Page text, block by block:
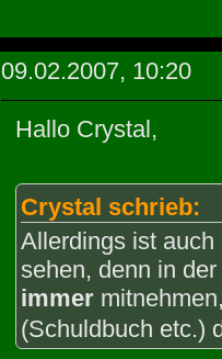
09.02.2007, 10:20
Hallo Crystal,
Crystal schrieb:
Allerdings ist
sehen, denn in
immer
(Schuldbuch etc.)